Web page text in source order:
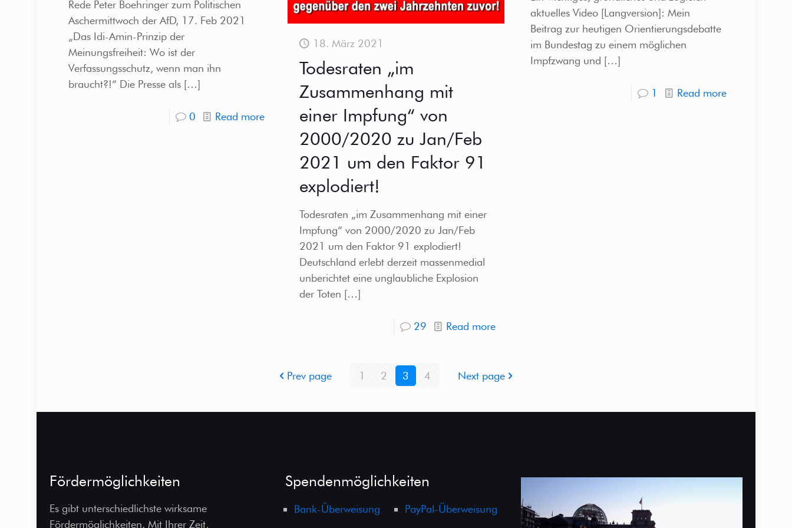
Rede Peter Boehringer zum Politischen
Aschermittwoch der AfD, 17. Feb 2021
„Das Idi-Amin-Prinzip der
Meinungsfreiheit: Wo ist der
Verfassungsschutz, wenn man ihn
braucht?!“ Die Presse als[…]
0 Read more
18. März 2021
Todesraten „im
Zusammenhang mit
einer Impfung“ von
2000/2020 zu Jan/Feb
2021 um den Faktor 91
explodiert!
Todesraten „im Zusammenhang mit einer
Impfung“ von 2000/2020 zu Jan/Feb
2021 um den Faktor 91 explodiert!
Deutschland erlebt derzeit massenmedial
unberichtet eine unglaubliche Explosion
der Toten […]
29 Read more
aktuelles Video [Langversion]: Mein
Beitrag zur heutigen Orientierungsdebatte
im Bundestag zu einem möglichen
Impfzwang und […]
1 Read more
Prev page 1 2 3 4 Next page
Fördermöglichkeiten
Es gibt unterschiedlichste wirksame
Fördermöglichkeiten. Mit Ihrer Zeit,
Spendenmöglichkeiten
Bank-Überweisung PayPal-Überweisung